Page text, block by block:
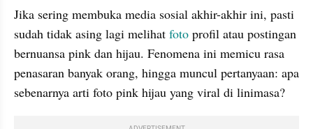
Jika sering membuka media sosial akhir-akhir ini, pasti
sudah tidak asing lagi melihat foto profil atau postingan
bernuansa pink dan hijau. Fenomena ini memicu rasa
penasaran banyak orang, hingga muncul pertanyaan: apa
sebenarnya arti foto pink hijau yang viral di linimasa?